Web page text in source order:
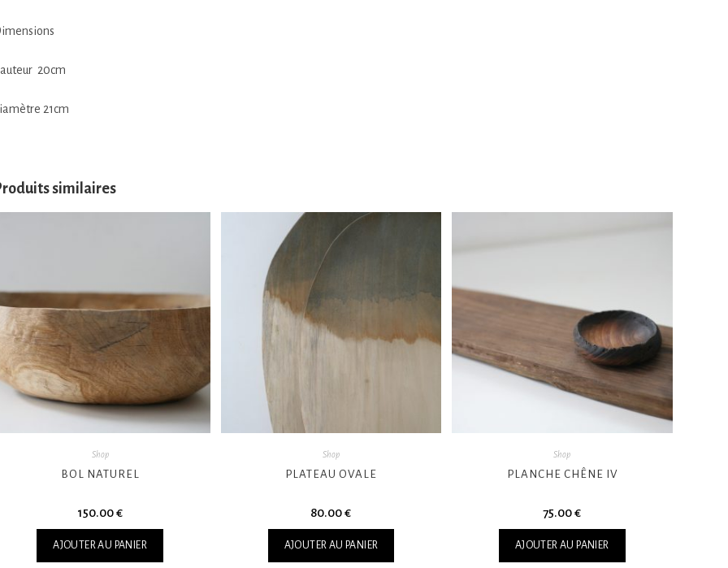
20cm
21cm
similaires
Shop
BOL NATUREL
150.00€
AJOUTER AU PANIER
Shop
PLATEAU OVALE
80.00€
AJOUTER AU PANIER
Shop
PLANCHE CHÊNE IV
75.00€
AJOUTER AU PANIER